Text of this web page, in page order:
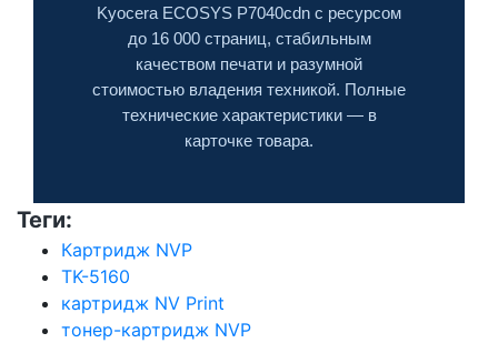
Kyocera ECOSYS P7040cdn с ресурсом
до 16 000 страниц, стабильным
качеством печати и разумной
стоимостью владения техникой. Полные
технические характеристики — в
карточке товара.
Теги:
Картридж NVP
TK-5160
картридж NV Print
тонер-картридж NVP